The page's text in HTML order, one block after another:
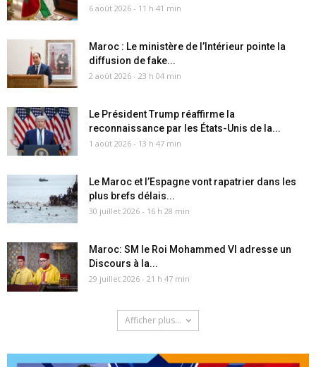
6 août 2026 - 11 h 41 min
Maroc : Le ministère de l’Intérieur pointe la
diffusion de fake...
2 août 2026 - 23 h 04 min
Le Président Trump réaffirme la
reconnaissance par les États-Unis de la...
1 août 2026 - 13 h 47 min
Le Maroc et l’Espagne vont rapatrier dans les
plus brefs délais...
30 juillet 2026 - 16 h 28 min
Maroc: SM le Roi Mohammed VI adresse un
Discours à la...
29 juillet 2026 - 21 h 47 min
Afficher plus...